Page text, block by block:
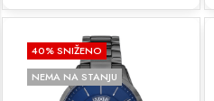
40% SNIŽENO
NEMA NA STANJU